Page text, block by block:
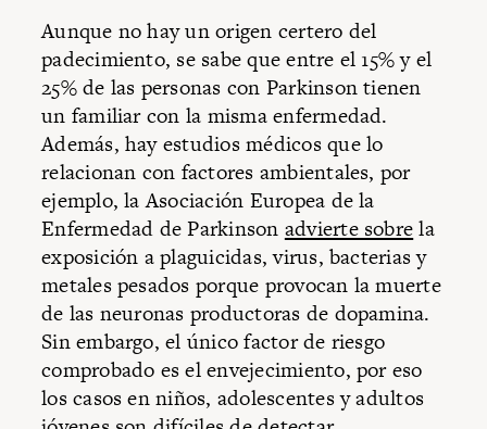
Aunque no hay un origen certero del
padecimiento, se sabe que entre el 15% y el
25% de las personas con Parkinson tienen
un familiar con la misma enfermedad.
Además, hay estudios médicos que lo
relacionan con factores ambientales, por
ejemplo, la Asociación Europea de la
Enfermedad de Parkinson advierte sobrela
exposición a plaguicidas, virus, bacterias y
metales pesados porque provocan la muerte
de las neuronas productoras de dopamina.
Sin embargo, el único factor de riesgo
comprobado es el envejecimiento, por eso
los casos en niños, adolescentes y adultos